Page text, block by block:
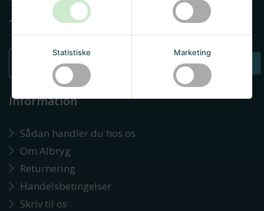
Statistiske Marketing
Tilmeld nyhedsbrev
TILMELD
Information
Sådan handler du hos os
Om Albryg
Returnering
Handelsbetingelser
Skriv til os